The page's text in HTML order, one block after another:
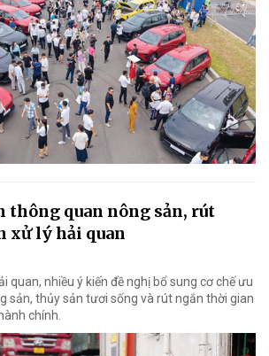
thông quan nông sản, rút
xử lý hải quan
quan, nhiều ý kiến đề nghị bổ sung cơ chế ưu
sản, thủy sản tươi sống và rút ngắn thời gian
chính.